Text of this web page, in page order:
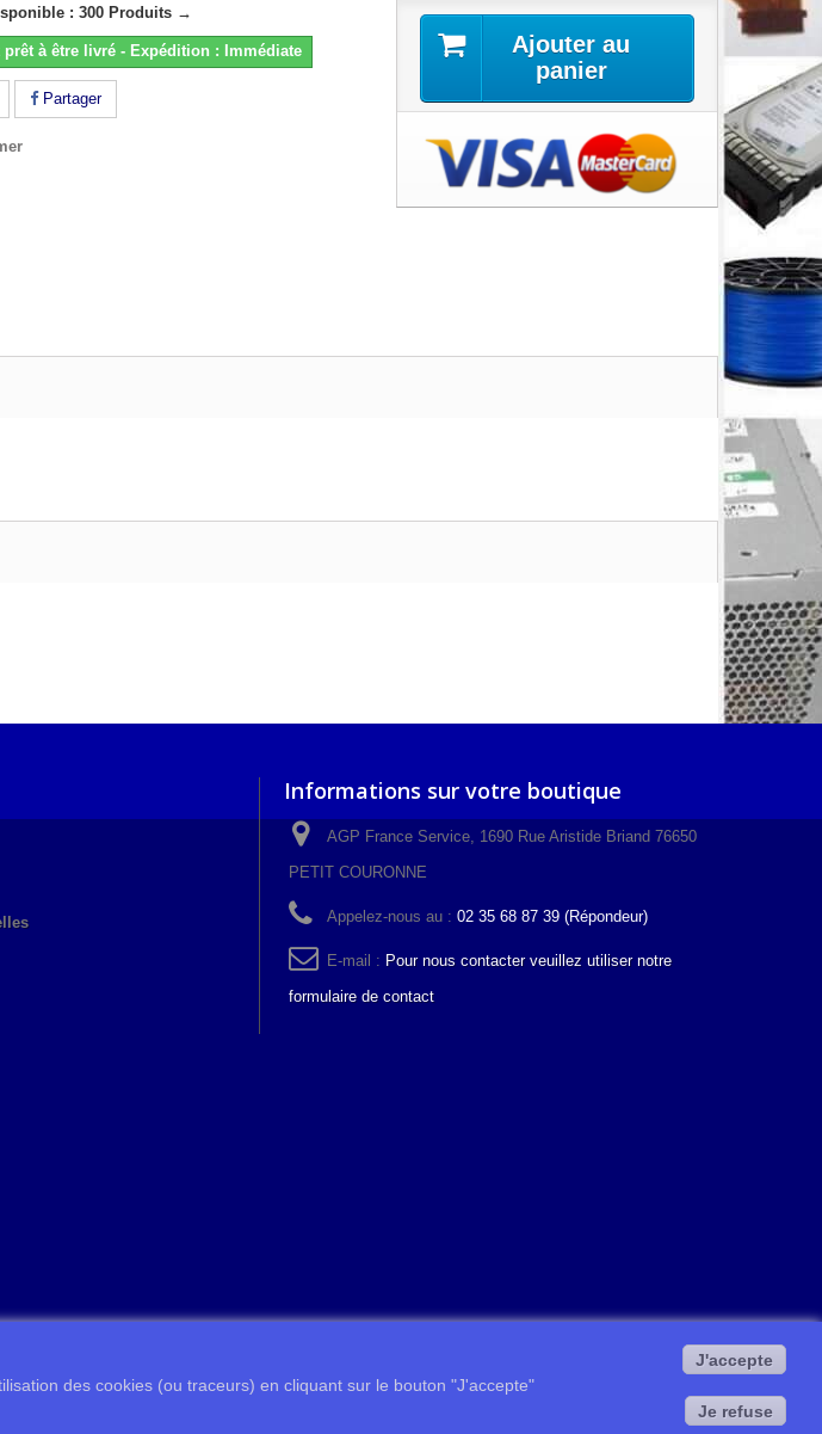
: 300 Produits →
prêt à être livré - Expédition : Immédiate
Partager
Ajouter au
panier
Informations sur votre boutique
AGP France Service, 1690 Rue Aristide Briand 76650
PETIT COURONNE
Appelez-nous au : 02 35 68 87 39 (Répondeur)
E-mail : Pour nous contacter veuillez utiliser notre
formulaire de contact
des cookies (ou traceurs) en cliquant sur le bouton "J'accepte"
J'accepte
Je refuse